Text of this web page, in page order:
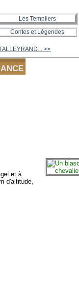
Les Templiers
Contes et Légendes
>>
et à
d'altitude,